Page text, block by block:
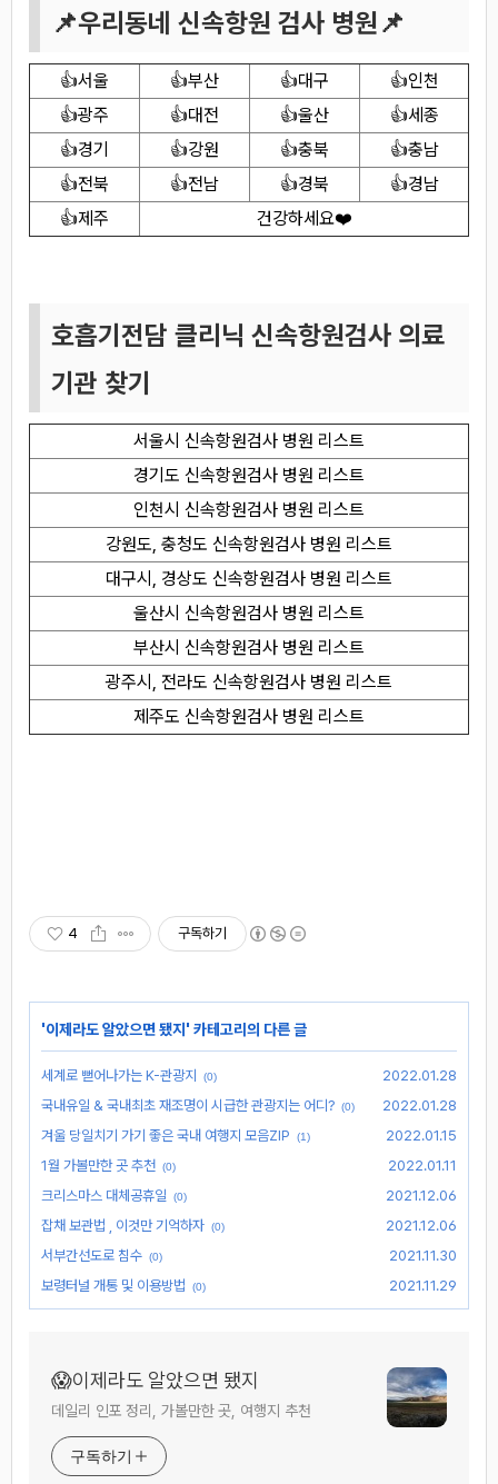
📌우리동네 신속항원 검사 병원📌
👍서울 👍부산 👍대구
👍인천
👍광주
👍대전 👍울산
👍세종
👍경기
👍강원 👍충북
👍충남
👍전북
👍전남 👍경북
👍경남
👍제주
건강하세요❤️
호흡기전담 클리닉 신속항원검사 의료
기관 찾기
서울시 신속항원검사 병원 리스트
경기도 신속항원검사 병원 리스트
인천시 신속항원검사 병원 리스트
강원도, 충청도 신속항원검사 병원 리스트
대구시, 경상도 신속항원검사 병원 리스트
울산시 신속항원검사 병원 리스트
부산시 신속항원검사 병원 리스트
광주시, 전라도 신속항원검사 병원 리스트
제주도 신속항원검사 병원 리스트
4 구독하기
'이제라도 알았으면 됐지 ' 카테고리의 다른 글
세계로 뻗어나가는 K-관광지 (0)
2022.01.28
국내유일 & 국내최초 재조명이 시급한 관광지는 어디? (0)
2022.01.28
겨울 당일치기 가기 좋은 국내 여행지 모음ZIP
(1)
2022.01.15
1월 가볼만한 곳 추천 (0)
2022.01.11
크리스마스 대체공휴일
(0)
2021.12.06
잡채 보관법 , 이것만 기억하자 (0)
2021.12.06
서부간선도로 침수 (0)
2021.11.30
보령터널 개통 및 이용방법
(0) 2021.11.29
😱이제라도 알았으면 됐지
데일리 인포 정리, 가볼만한 곳, 여행지 추천
구독하기